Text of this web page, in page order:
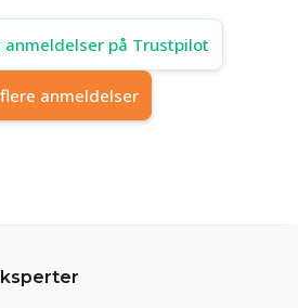
anmeldelser på Trustpilot
anmeldelser